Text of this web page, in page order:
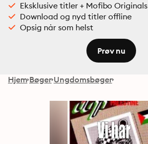
Eksklusive titler + Mofibo Originals
Download og nyd titler offline
Opsig når som helst
Prøv nu
Hjem Bøger Ungdomsbøger